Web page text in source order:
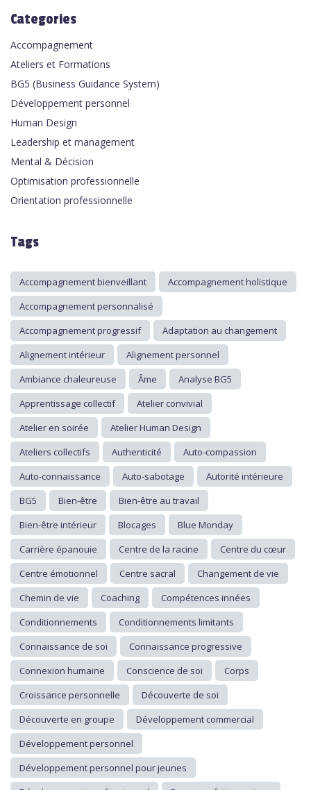
Categories
Accompagnement
Ateliers et Formations
BG5 (Business Guidance System)
Développement personnel
Human Design
Leadership et management
Mental & Décision
Optimisation professionnelle
Orientation professionnelle
Tags
Accompagnement bienveillant
Accompagnement holistique
Accompagnement personnalisé
Accompagnement progressif
Adaptation au changement
Alignement intérieur
Alignement personnel
Ambiance chaleureuse
Âme
Analyse BG5
Apprentissage collectif
Atelier convivial
Atelier en soirée
Atelier Human Design
Ateliers collectifs
Authenticité
Auto-compassion
Auto-connaissance
Auto-sabotage
Autorité intérieure
BG5
Bien-être
Bien-être au travail
Bien-être intérieur
Blocages
Blue Monday
Carrière épanouie
Centre de la racine
Centre du cœur
Centre émotionnel
Centre sacral
Changement de vie
Chemin de vie
Coaching
Compétences innées
Conditionnements
Conditionnements limitants
Connaissance de soi
Connaissance progressive
Connexion humaine
Conscience de soi
Corps
Croissance personnelle
Découverte de soi
Découverte en groupe
Développement commercial
Développement personnel
Développement personnel pour jeunes